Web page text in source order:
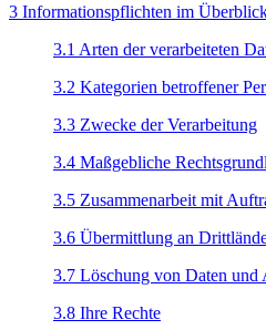
3 Informationspflichten im
3.1 Arten der verarbeiteten
3.2 Kategorien betroffener
3.3 Zwecke der Verarbeitung
3.4 Maßgebliche
3.5 Zusammenarbeit mit
3.6 Übermittlung an
3.7 Löschung von Daten und
3.8 Ihre Rechte